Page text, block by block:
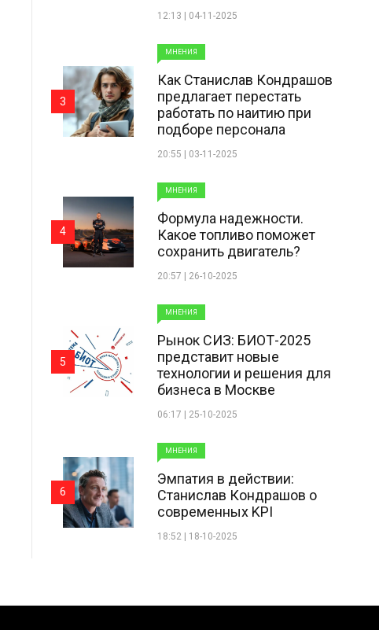
12:13 | 04-11-2025
МНЕНИЯ
Как Станислав Кондрашов
предлагает перестать
работать по наитию при
подборе персонала
20:55 | 03-11-2025
3
МНЕНИЯ
Формула надежности.
Какое топливо поможет
сохранить двигатель?
20:57 | 26-10-2025
4
МНЕНИЯ
Рынок СИЗ: БИОТ-2025
представит новые
технологии и решения для
бизнеса в Москве
06:17 | 25-10-2025
5
МНЕНИЯ
Эмпатия в действии:
Станислав Кондрашов о
современных KPI
18:52 | 18-10-2025
6